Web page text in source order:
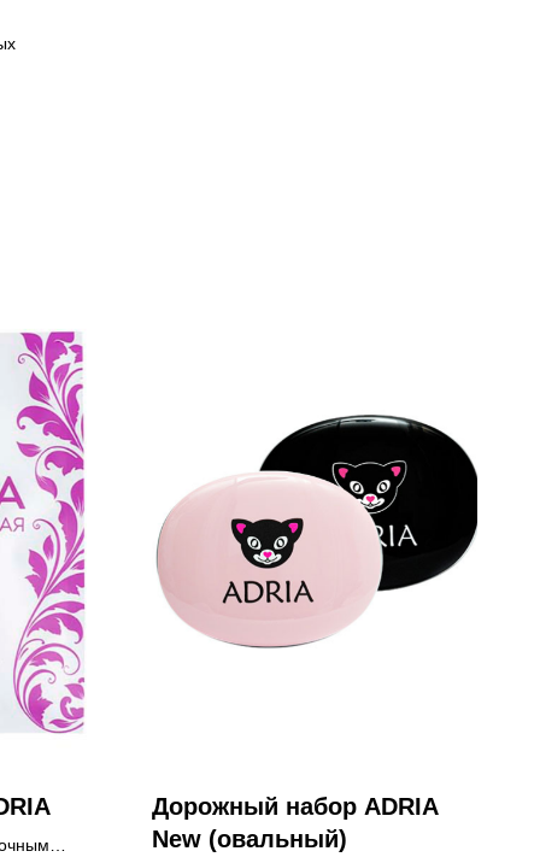
Дорожный набор ADRIA
New (овальный)